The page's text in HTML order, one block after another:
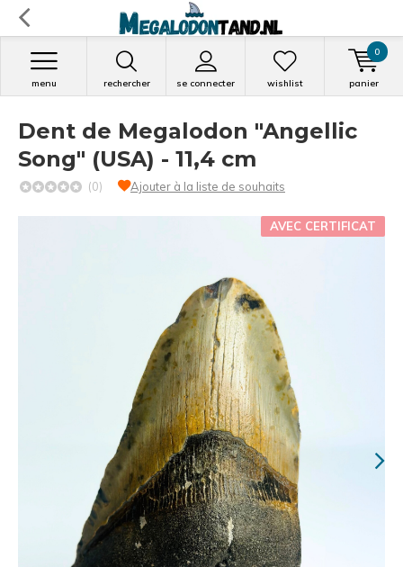
rechercher se connecter
menu wishlist panier
0
Dent de Megalodon "Angellic
Song" (USA) - 11,4 cm
(0) Ajouter à la liste de souhaits
AVEC CERTIFICAT